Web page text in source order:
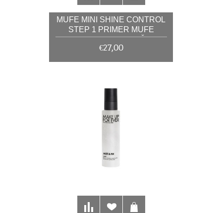
MUFE MINI SHINE CONTROL
STEP 1 PRIMER MUFE
PROTIV SJAJA KOŽE
€27,00